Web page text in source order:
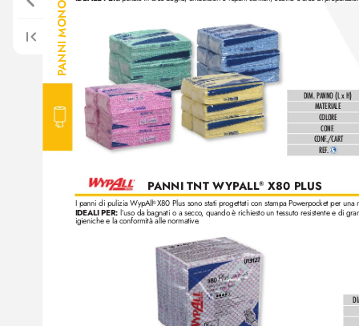
I panni di pulizia WypAll® X80 Plus sono stati progettati con stampa Powerpocket per una
IDEALI PER: l’uso da bagnati o a secco, quando è richiesto un tessuto resistente e di
igieniche e la conformità alle normative.
PANNI TNT WYPALL® X80 PLUS
P
DIM. PANNO (L x H)
MATERIALE
COLORE
CONF.
CONF./CART
REF.